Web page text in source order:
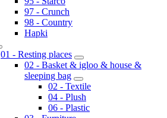
97 - Crunch
98 - Country
Hapki
01 - Resting places
02 - Basket & igloo & house &
sleeping bag
02 - Textile
04 - Plush
06 - Plastic